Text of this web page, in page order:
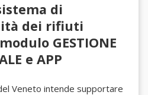
di
dei rifiuti
GESTIONE
e APP
Veneto intende supportare